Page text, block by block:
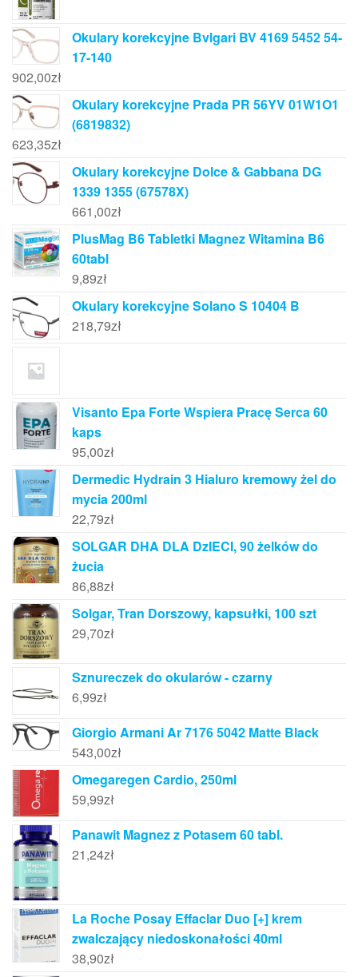
Okulary korekcyjne Bvlgari BV 4169 5452 54-
17-140
902,00zł
Okulary korekcyjne Prada PR 56YV 01W1O1
(6819832)
623,35zł
Okulary korekcyjne Dolce & Gabbana DG
1339 1355 (67578X)
661,00zł
PlusMag B6 Tabletki Magnez Witamina B6
60tabl
9,89zł
Okulary korekcyjne Solano S 10404 B
218,79zł
Visanto Epa Forte Wspiera Pracę Serca 60
kaps
95,00zł
Dermedic Hydrain 3 Hialuro kremowy żel do
mycia 200ml
22,79zł
SOLGAR DHA DLA DzIECI, 90 żelków do
żucia
86,88zł
Solgar, Tran Dorszowy, kapsułki, 100 szt
29,70zł
Sznureczek do okularów - czarny
6,99zł
Giorgio Armani Ar 7176 5042 Matte Black
543,00zł
Omegaregen Cardio, 250ml
59,99zł
Panawit Magnez z Potasem 60 tabl.
21,24zł
La Roche Posay Effaclar Duo [+] krem
zwalczający niedoskonałości 40ml
38,90zł